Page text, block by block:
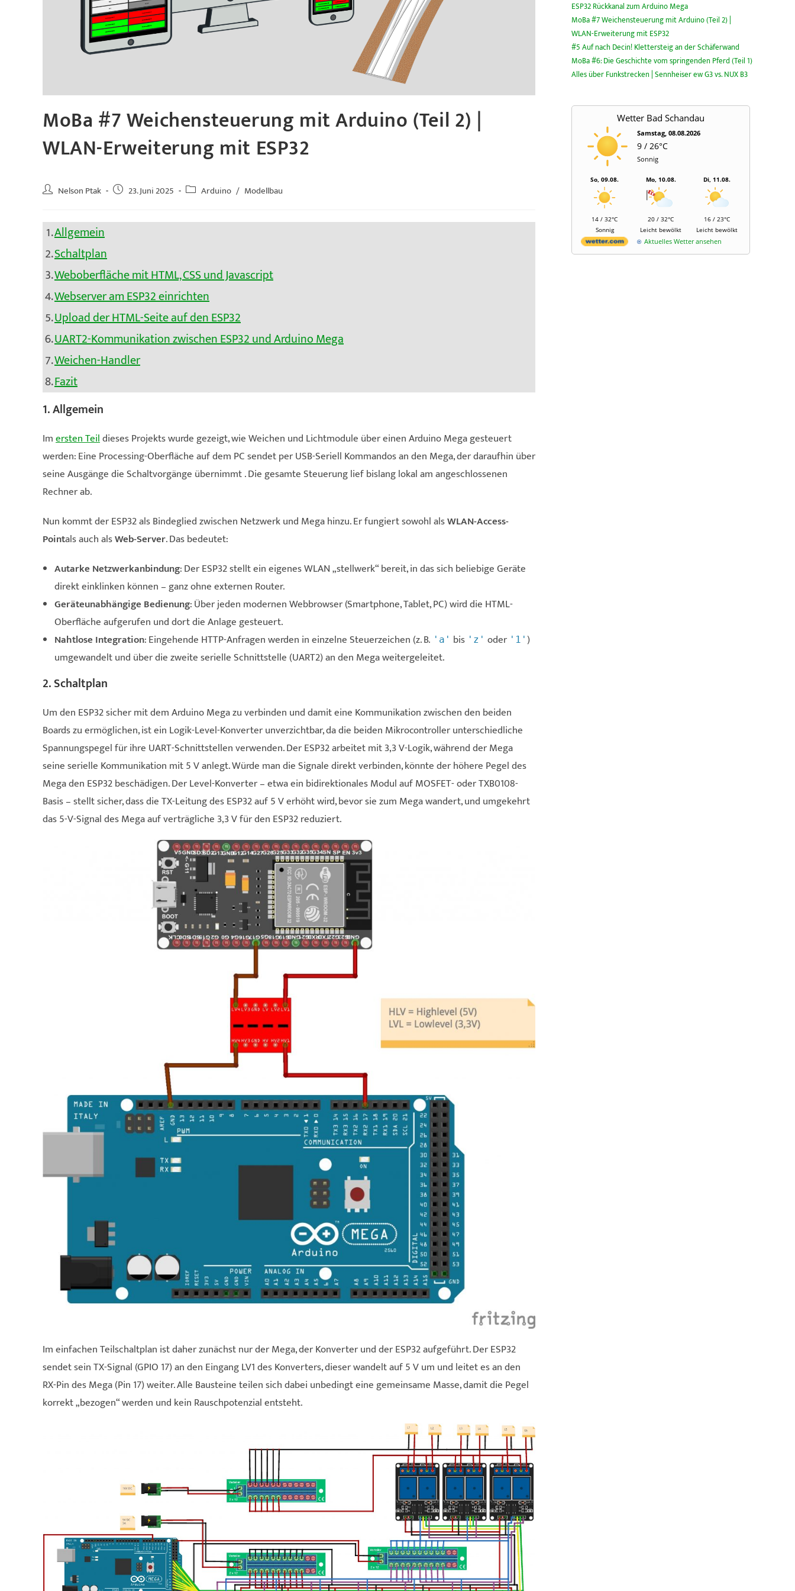
MoBa #7 Weichensteuerung mit Arduino (Teil 2) |
WLAN-Erweiterung mit ESP32
Beitrags-Nelson Ptak
Beitrag23. Juni 2025
Beitrags-Arduino / Modellbau
Allgemein
Schaltplan
Weboberfläche mit HTML, CSS und Javascript
Webserver am ESP32 einrichten
Upload der HTML-Seite auf den ESP32
UART2-Kommunikation zwischen ESP32 und Arduino Mega
Weichen-Handler
Fazit
1. Allgemein
Imersten Teildieses Projekts wurde gezeigt, wie Weichen und Lichtmodule über einen Arduino Mega gesteuert
werden: Eine Processing-Oberfläche auf dem PC sendet per USB-Seriell Kommandos an den Mega, der daraufhin über
seine Ausgänge die Schaltvorgänge übernimmt . Die gesamte Steuerung lief bislang lokal am angeschlossenen
Rechner ab.
Nun kommt der ESP32 als Bindeglied zwischen Netzwerk und Mega hinzu. Er fungiert sowohl alsWLAN-Access-
Pointals auch alsWeb-Server. Das bedeutet:
Autarke Netzwerkanbindung: Der ESP32 stellt ein eigenes WLAN „stellwerk“ bereit, in das sich beliebige Geräte
direkt einklinken können – ganz ohne externen Router.
Geräteunabhängige Bedienung: Über jeden modernen Webbrowser (Smartphone, Tablet, PC) wird die HTML-
Oberfläche aufgerufen und dort die Anlage gesteuert.
Nahtlose Integration: Eingehende HTTP-Anfragen werden in einzelne Steuerzeichen (z. B. 'a' bis 'z' oder '1' )
umgewandelt und über die zweite serielle Schnittstelle (UART2) an den Mega weitergeleitet.
2. Schaltplan
Um den ESP32 sicher mit dem Arduino Mega zu verbinden und damit eine Kommunikation zwischen den beiden
Boards zu ermöglichen, ist ein Logik-Level-Konverter unverzichtbar, da die beiden Mikrocontroller unterschiedliche
Spannungspegel für ihre UART-Schnittstellen verwenden. Der ESP32 arbeitet mit 3,3 V-Logik, während der Mega
seine serielle Kommunikation mit 5 V anlegt. Würde man die Signale direkt verbinden, könnte der höhere Pegel des
Mega den ESP32 beschädigen. Der Level-Konverter – etwa ein bidirektionales Modul auf MOSFET- oder TXB0108-
Basis – stellt sicher, dass die TX-Leitung des ESP32 auf 5 V erhöht wird, bevor sie zum Mega wandert, und umgekehrt
das 5-V-Signal des Mega auf verträgliche 3,3 V für den ESP32 reduziert.
Im einfachen Teil­schaltplan ist daher zunächst nur der Mega, der Konverter und der ESP32 aufgeführt. Der ESP32
sendet sein TX-Signal (GPIO 17) an den Eingang LV1 des Konverters, dieser wandelt auf 5 V um und leitet es an den
RX-Pin des Mega (Pin 17) weiter. Alle Bausteine teilen sich dabei unbedingt eine gemeinsame Masse, damit die Pegel
korrekt „bezogen“ werden und kein Rauschpotenzial entsteht.
ESP32 Rückkanal zum Arduino Mega
MoBa #7 Weichensteuerung mit Arduino (Teil 2) |
WLAN-Erweiterung mit ESP32
#5 Auf nach Decin! Klettersteig an der Schäferwand
MoBa #6: Die Geschichte vom springenden Pferd (Teil 1)
Alles über Funkstrecken | Sennheiser ew G3 vs. NUX B3
Wetter Bad Schandau
Samstag, 08.08.2026
9 / 26°C
Sonnig
So, 09.08.
14 / 32°C
Sonnig
Mo, 10.08.
20 / 32°C
Leicht bewölkt
Di, 11.08.
16 / 23°C
Leicht bewölkt
Aktuelles Wetter ansehen